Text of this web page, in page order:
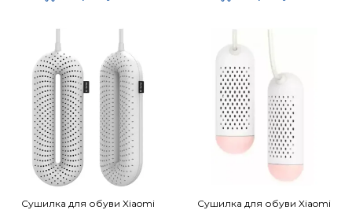
Сушилка для обуви Xiaomi
Сушилка для обуви Xiaomi